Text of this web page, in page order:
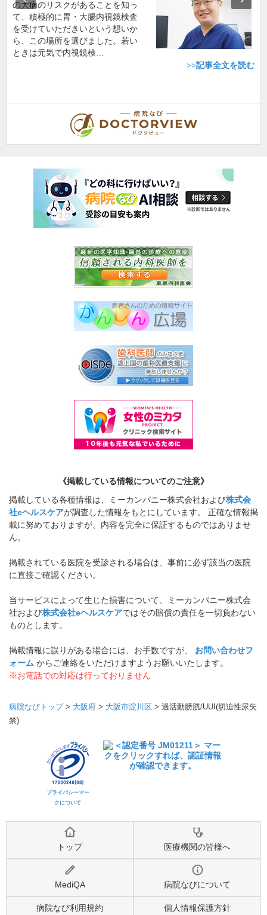
の大病のリスクがあることを知っ
て、積極的に胃・大腸内視鏡検査
を受けていただきいという想いか
ら、この場所を選びました。若い
ときは元気で内視鏡検…
>>記事全文を読む
《掲載している情報についてのご注意》
掲載している各種情報は、ミーカンパニー株式会社および株式会
社eヘルスケアが調査した情報をもとにしています。 正確な情報掲
載に努めておりますが、内容を完全に保証するものではありませ
ん。
掲載されている医院を受診される場合は、事前に必ず該当の医院
に直接ご確認ください。
当サービスによって生じた損害について、ミーカンパニー株式会
社および株式会社eヘルスケアではその賠償の責任を一切負わない
ものとします。
掲載情報に誤りがある場合には、お手数ですが、 お問い合わせフ
ォーム からご連絡をいただけますようお願いいたします。
※お電話での対応は行っておりません
病院なびトップ> 大阪府 > 大阪市淀川区 > 過活動膀胱/UUI(切迫性尿失
禁)
プライバシーマー
クについて
トップ 医療機関の皆様へ
MediQA 病院なびについて
病院なび利用規約 個人情報保護方針